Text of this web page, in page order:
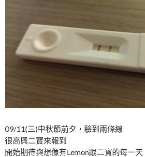
09/11(三)中秋節前夕，驗到兩條線
很高興二寶來報到
開始期待與想像有Lemon跟二寶的每一天